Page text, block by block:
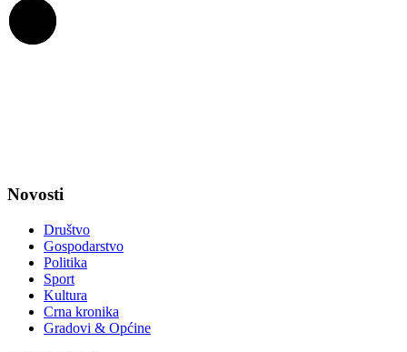
Novosti
Društvo
Gospodarstvo
Politika
Sport
Kultura
Crna kronika
Gradovi & Općine